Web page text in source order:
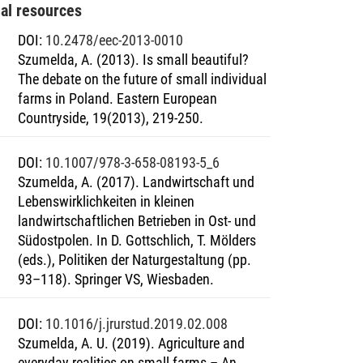
resources
DOI: 10.2478/eec-2013-0010
Szumelda, A. (2013). Is small beautiful?
The debate on the future of small individual
farms in Poland. Eastern European
Countryside, 19(2013), 219-250.
DOI: 10.1007/978-3-658-08193-5_6
Szumelda, A. (2017). Landwirtschaft und
Lebenswirklichkeiten in kleinen
landwirtschaftlichen Betrieben in Ost- und
Südostpolen. In D. Gottschlich, T. Mölders
(eds.), Politiken der Naturgestaltung (pp.
93–118). Springer VS, Wiesbaden.
DOI: 10.1016/j.jrurstud.2019.02.008
Szumelda, A. U. (2019). Agriculture and